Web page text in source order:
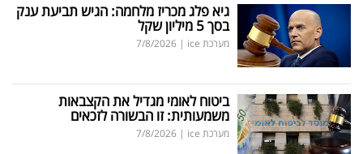
גיא פלג מכריז מלחמה: הגיש תביעת ענק
בסך 5 מיליון שקל
מערכת ice |
7/8/2026
ביטוח לאומי מגדיל את הקצבאות
משמעותית: זו הבשורה לזכאים
מערכת ice |
7/8/2026